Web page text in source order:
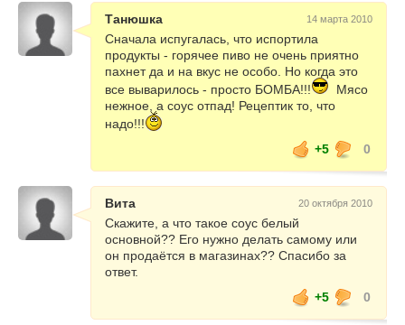
Танюшка 14 марта 2010
Сначала испугалась, что испортила
продукты - горячее пиво не очень приятно
пахнет да и на вкус не особо. Но когда это
все выварилось - просто БОМБА!!!
Мясо
нежное, а соус отпад! Рецептик то, что
надо!!!
+5
0
Вита 20 октября 2010
Скажите, а что такое соус белый
основной?? Его нужно делать самому или
он продаётся в магазинах?? Спасибо за
ответ.
+5
0